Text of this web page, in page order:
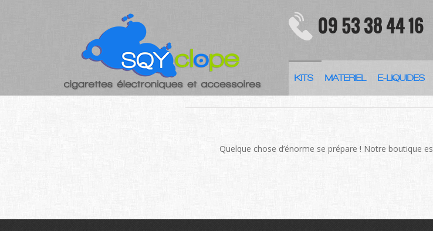
09 53 38 44 16
KITS MATERIEL E-LIQUIDES
DE GRANDES CHOSES SE
Quelque chose d’énorme se prépare ! Notre boutique